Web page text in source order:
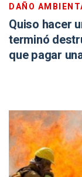
DAÑO
Quiso hacer
terminó
que pagar